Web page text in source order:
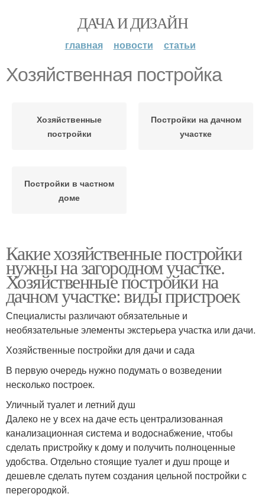
ДАЧА И ДИЗАЙН
главная новости статьи
Хозяйственная постройка
Хозяйственные
постройки
Постройки на дачном
участке
Постройки в частном
доме
Какие хозяйственные постройки
нужны на загородном участке.
Хозяйственные постройки на
дачном участке: виды пристроек
Специалисты различают обязательные и
необязательные элементы экстерьера участка или дачи.
Хозяйственные постройки для дачи и сада
В первую очередь нужно подумать о возведении
несколько построек.
Уличный туалет и летний душ
Далеко не у всех на даче есть централизованная
канализационная система и водоснабжение, чтобы
сделать пристройку к дому и получить полноценные
удобства. Отдельно стоящие туалет и душ проще и
дешевле сделать путем создания цельной постройки с
перегородкой.